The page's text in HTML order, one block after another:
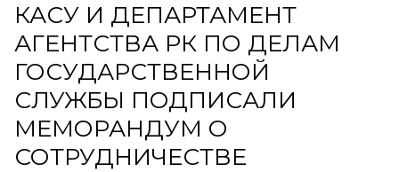
КАСУ И ДЕПАРТАМЕНТ
АГЕНТСТВА РК ПО ДЕЛАМ
ГОСУДАРСТВЕННОЙ
СЛУЖБЫ ПОДПИСАЛИ
МЕМОРАНДУМ О
СОТРУДНИЧЕСТВЕ